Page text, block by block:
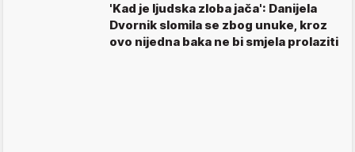
'Kad je ljudska zloba jača': Danijela
Dvornik slomila se zbog unuke, kroz
ovo nijedna baka ne bi smjela prolaziti